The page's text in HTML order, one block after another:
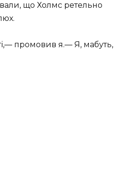
що Холмс ретельно
промовив я.— Я, мабуть,